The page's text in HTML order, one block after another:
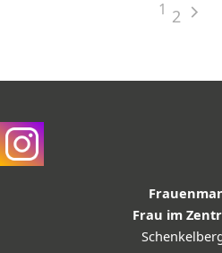
1 2
Frau im